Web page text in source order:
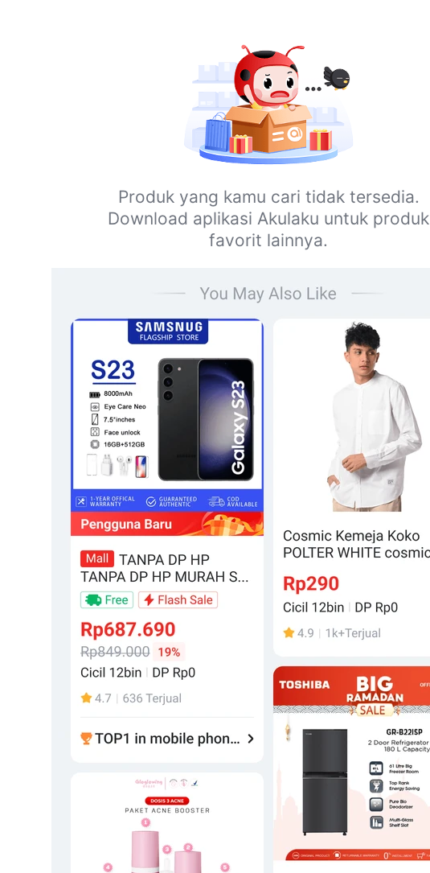
Produk yang kamu cari tidak tersedia.
Download aplikasi Akulaku untuk produk
favorit lainnya.